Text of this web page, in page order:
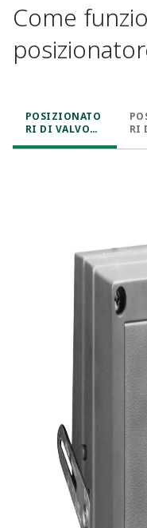
Come
POSIZIONATO
RI DI VALVOLE
RI